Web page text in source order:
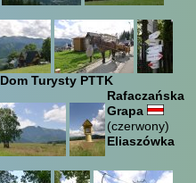
Dom Turysty PTTK
Rafaczańska
Grapa
(czerwony)
Eliaszówka